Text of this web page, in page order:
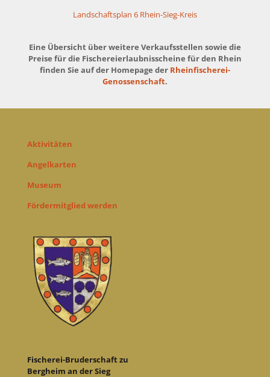
Landschaftsplan 6 Rhein-Sieg-Kreis
Eine Übersicht über weitere Verkaufsstellen sowie die
Preise für die Fischereierlaubnisscheine für den Rhein
finden Sie auf der Homepage der Rheinfischerei-
Genossenschaft.
Aktivitäten
Angelkarten
Museum
Fördermitglied werden
Fischerei-Bruderschaft zu
Bergheim an der Sieg